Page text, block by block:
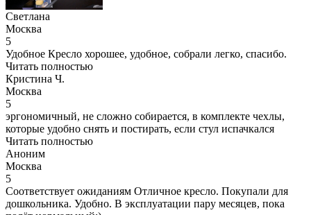
Светлана
Москва
5
Удобное Кресло хорошее, удобное, собрали легко, спасибо.
Читать полностью
Кристина Ч.
Москва
5
эргономичный, не сложно собирается, в комплекте чехлы,
которые удобно снять и постирать, если стул испачкался
Читать полностью
Аноним
Москва
5
Соответствует ожиданиям Отличное кресло. Покупали для
дошкольника. Удобно. В эксплуатации пару месяцев, пока